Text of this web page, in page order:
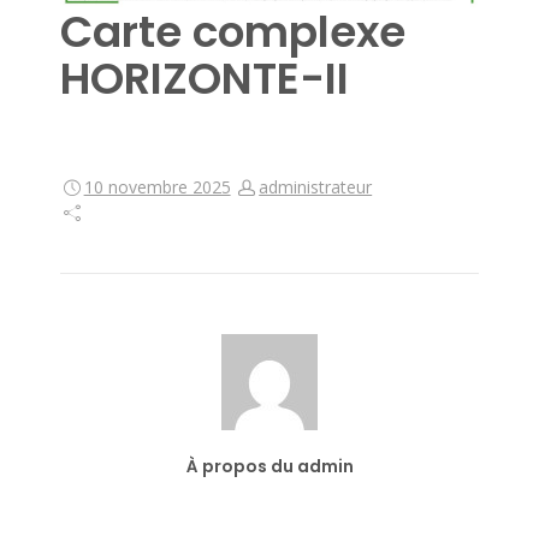
Carte complexe
HORIZONTE-II
10 novembre 2025 administrateur
À propos du admin